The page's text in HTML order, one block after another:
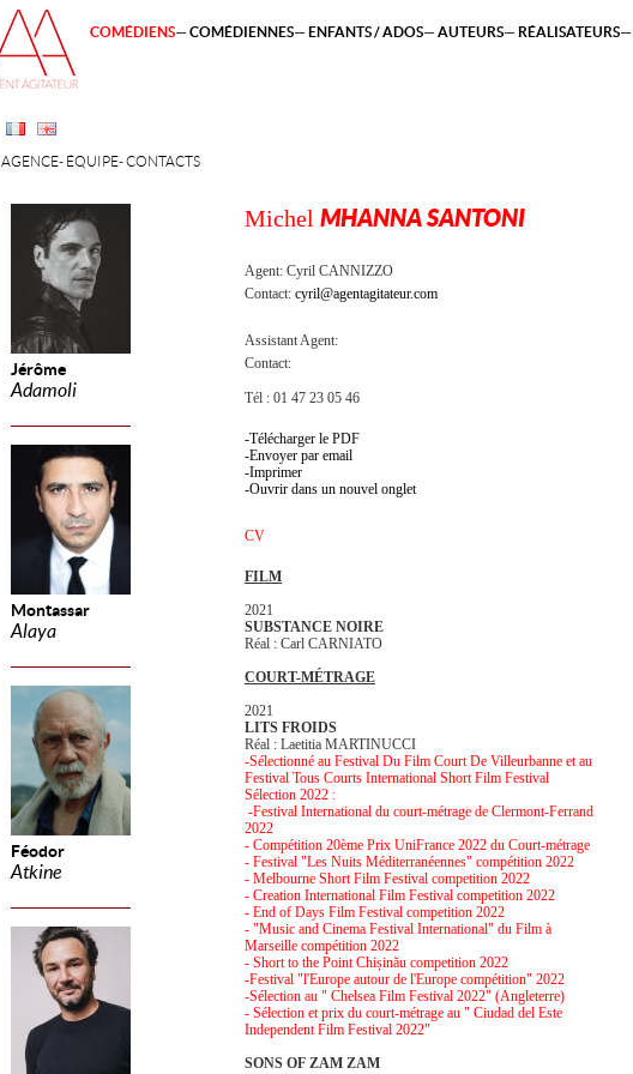
Jérôme
Adamoli
Montassar
Alaya
Féodor
Atkine
AGENCE ÉQUIPE CONTACTS
COMÉDIENS COMÉDIENNES ENFANTS / ADOS AUTEURS RÉALISATEURS
Michel MHANNA SANTONI
Agent: Cyril CANNIZZO
Contact: cyril@agentagitateur.com
Assistant Agent:
Contact:
Tél : 01 47 23 05 46
Télécharger le PDF
Envoyer par email
Imprimer
Ouvrir dans un nouvel onglet
CV
FILM
2021
SUBSTANCE NOIRE
Réal : Carl CARNIATO
COURT-MÉTRAGE
2021
LITS FROIDS
Réal : Laetitia MARTINUCCI
-Sélectionné au Festival Du Film Court De Villeurbanne et au
Festival Tous Courts International Short Film Festival
Sélection 2022 :
-Festival International du court-métrage de Clermont-Ferrand
2022
- Compétition 20ème Prix UniFrance 2022 du Court-métrage
- Festival "Les Nuits Méditerranéennes" compétition 2022
- Melbourne Short Film Festival competition 2022
- Creation International Film Festival competition 2022
- End of Days Film Festival competition 2022
- "Music and Cinema Festival International" du Film à
Marseille compétition 2022
- Short to the Point Chișinău competition 2022
-Festival "l'Europe autour de l'Europe compétition" 2022
-Sélection au " Chelsea Film Festival 2022" (Angleterre)
- Sélection et prix du court-métrage au " Ciudad del Este
Independent Film Festival 2022"
SONS OF ZAM ZAM